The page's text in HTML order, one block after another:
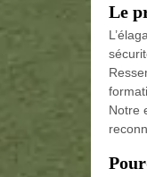
Le
Notre